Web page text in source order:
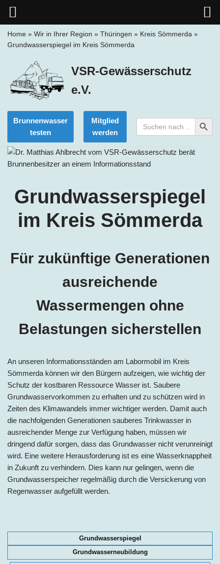
springen
Home » Wir in Ihrer Region » Thüringen » Kreis Sömmerda »
Grundwasserspiegel im Kreis Sömmerda
VSR-Gewässerschutz
e.V.
Brunnenwasser
testen
Mitglied
werden
Search
for:
Search Button
Grundwasserspiegel
im Kreis Sömmerda
Für zukünftige Generationen
ausreichende
Wassermengen ohne
Belastungen sicherstellen
An unseren Informationsständen am Labormobil im Kreis
Sömmerda können wir den Bürgern aufzeigen, wie wichtig der
Schutz der kostbaren Ressource Wasser ist. Saubere
Grundwasservorkommen zu erhalten und zu schützen wird in
Zeiten des Klimawandels immer wichtiger werden. Damit auch
die nachfolgenden Generationen sauberes Trinkwasser in
ausreichender Menge zur Verfügung haben, müssen wir
dringend dafür sorgen, dass das Grundwasser nicht verunreinigt
wird. Eine weitere Herausforderung ist es eine Wasserknappheit
in Zukunft zu verhindern. Dies kann nur gelingen, wenn die
Grundwasserspeicher regelmäßig durch die Versickerung von
Regenwasser aufgefüllt werden.
Grundwasserspiegel
Grundwasserneubildung